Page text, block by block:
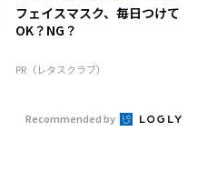
フェイスマスク、毎日つけて
OK？NG？
PR（レタスクラブ）
Recommended by